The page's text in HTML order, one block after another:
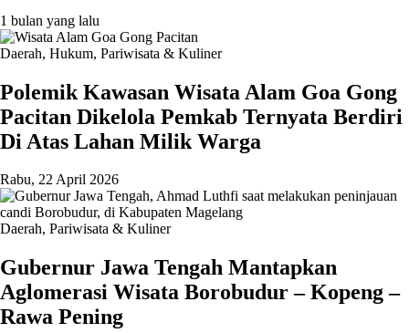
1 bulan yang lalu
Daerah, Hukum, Pariwisata & Kuliner
Polemik Kawasan Wisata Alam Goa Gong
Pacitan Dikelola Pemkab Ternyata Berdiri
Di Atas Lahan Milik Warga
Rabu, 22 April 2026
Daerah, Pariwisata & Kuliner
Gubernur Jawa Tengah Mantapkan
Aglomerasi Wisata Borobudur – Kopeng –
Rawa Pening